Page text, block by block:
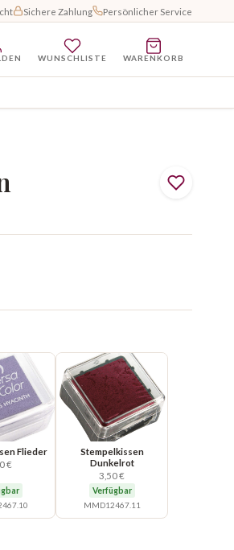
Sichere Zahlung Persönlicher Service
WUNSCHLISTE WARENKORB
Flieder
€
Stempelkissen
Dunkelrot
3,50 €
Verfügbar
MMD12467.11